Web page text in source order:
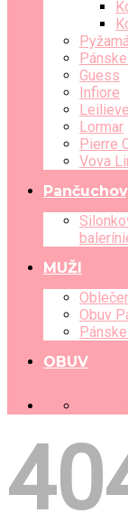
Guess
Infiore
Leilieve
Lormar
Pierre
Vova
MUŽI
Obuv
OBUV